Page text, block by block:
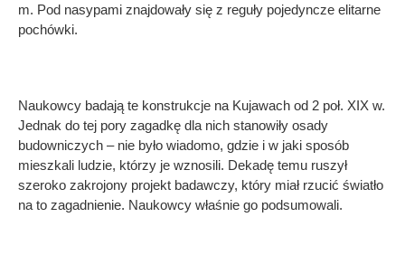
m. Pod nasypami znajdowały się z reguły pojedyncze elitarne
pochówki.
Naukowcy badają te konstrukcje na Kujawach od 2 poł. XIX w.
Jednak do tej pory zagadkę dla nich stanowiły osady
budowniczych – nie było wiadomo, gdzie i w jaki sposób
mieszkali ludzie, którzy je wznosili. Dekadę temu ruszył
szeroko zakrojony projekt badawczy, który miał rzucić światło
na to zagadnienie. Naukowcy właśnie go podsumowali.